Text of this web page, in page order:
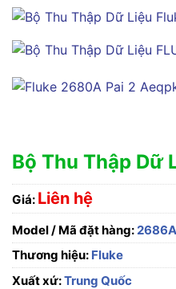
Bộ Thu Thập Dữ
Giá: Liên hệ
Model / Mã đặt hàng: 2686A
Thương hiệu: Fluke
Xuất xứ:Trung Quốc